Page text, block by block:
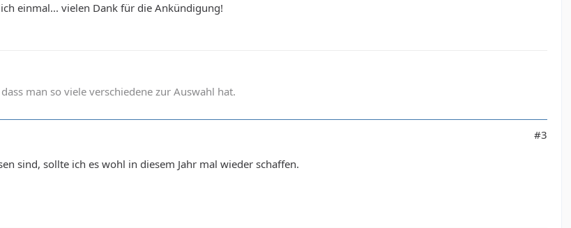
einmal... vielen Dank für die Ankündigung!
man so viele verschiedene zur Auswahl hat.
#3
sind, sollte ich es wohl in diesem Jahr mal wieder schaffen.